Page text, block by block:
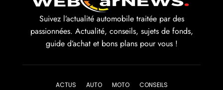
Suivez l’actualité automobile traitée par des
passionnées. Actualité, conseils, sujets de fonds,
guide d’achat et bons plans pour vous !
ACTUS AUTO MOTO CONSEILS